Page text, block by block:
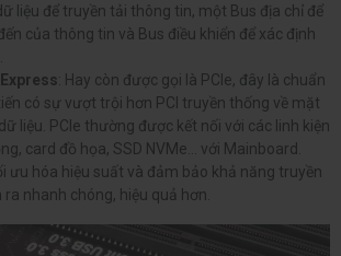
liệu để truyền tải thông tin, một Bus địa chỉ để
của thông tin và Bus điều khiển để xác định
: Hay còn được gọi là PCle, đây là chuẩn
có sự vượt trội hơn PCI truyền thống về mặt
liệu. PCle thường được kết nối với các linh kiện
card đồ họa, SSD NVMe... với Mainboard.
ưu hóa hiệu suất và đảm bảo khả năng truyền
ra nhanh chóng, hiệu quả hơn.